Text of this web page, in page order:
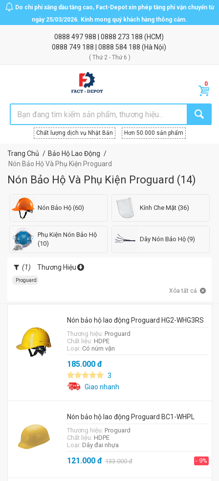
Do chi phí xăng dầu tăng cao, Fact-Depot xin phép tăng phí vận chuyển từ
ngày 25/03/2026. Kính mong quý khách hàng thông cảm.
0888 497 988 0888 273 188 (HCM)
0888 749 188
0888 584 188 (Hà Nội)
( Thứ 2 - Thứ 6 )
Chất lượng dịch vụ Nhật Bản Hơn 50.000 sản phẩm
Trang Chủ
Bảo Hộ Lao Động
Nón Bảo Hộ Và Phụ Kiện Proguard
Nón Bảo Hộ Và Phụ Kiện Proguard (14)
Nón Bảo Hộ (60) Kính Che Mặt (36)
Phụ Kiện Nón Bảo Hộ
(10)
Dây Nón Bảo Hộ (9)
(1) Thương Hiệu
Proguard
Xóa tất cả
Nón bảo hộ lao động Proguard HG2-WHG3RS
Thương hiệu: Proguard
Chất liệu: HDPE
Loại: Có núm vặn
185.000đ
3
Giao nhanh
Nón bảo hộ lao động Proguard BC1-WHPL
Thương hiệu: Proguard
Chất liệu: HDPE
Loại: Dây đai nhựa
121.000đ 133.000đ - 9%